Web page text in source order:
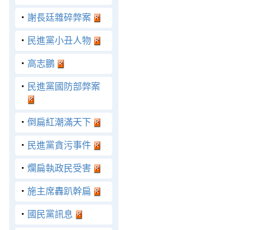
‧ 謝長廷雜碎弊案
‧ 民進黨小丑人物
‧ 高志鵬
‧ 民進黨國防部弊案
‧ 倒扁紅潮滿天下
‧ 民進黨貪污事件
‧ 爛扁執政民受害
‧ 施主席轟趴幹扁
‧ 國民黨訊息